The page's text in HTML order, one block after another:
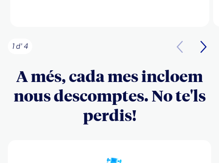
1 d' 4
A més, cada mes incloem
nous descomptes. No te'ls
perdis!